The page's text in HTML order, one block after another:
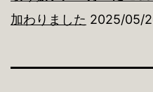
加わりました 2025/05/